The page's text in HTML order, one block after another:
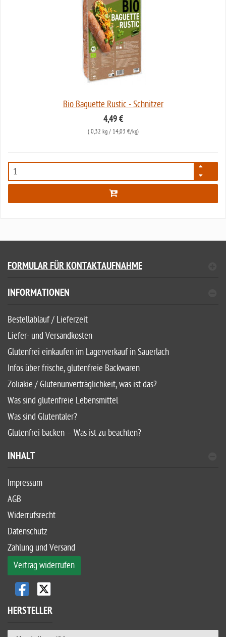
Bio Baguette Rustic - Schnitzer
4,49 €
( 0,32 kg/ 14,03 €/kg)
1649
FORMULAR FÜR KONTAKTAUFNAHME
INFORMATIONEN
Bestellablauf / Lieferzeit
Liefer- und Versandkosten
Glutenfrei einkaufen im Lagerverkauf in Sauerlach
Infos über frische, glutenfreie Backwaren
Zöliakie / Glutenunverträglichkeit, was ist das?
Was sind glutenfreie Lebensmittel
Was sind Glutentaler?
Glutenfrei backen – Was ist zu beachten?
INHALT
Impressum
AGB
Widerrufsrecht
Datenschutz
Zahlung und Versand
Vertrag widerrufen
HERSTELLER